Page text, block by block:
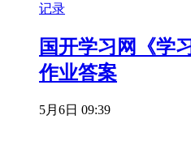
国开学习网《学
作业答案
5月6日 09:39